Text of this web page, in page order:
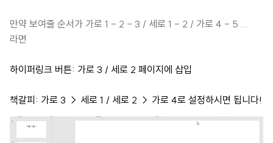
만약 보여줄 순서가 가로 1 - 2 - 3 / 세로 1 - 2 / 가로 4 - 5 ...
라면
하이퍼링크 버튼: 가로 3 / 세로 2 페이지에 삽입
책갈피: 가로 3 → 세로 1 / 세로 2 → 가로 4로 설정하시면 됩니다!